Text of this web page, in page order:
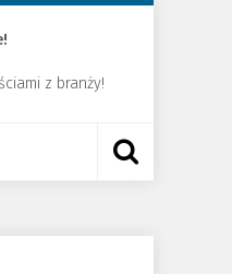
z branży!